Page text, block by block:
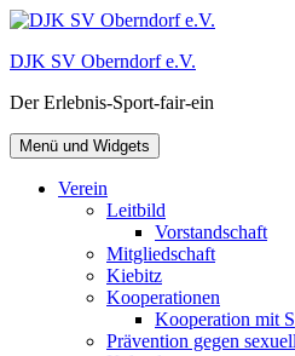
Zum
springen
DJK SV Oberndorf e.V.
Der Erlebnis-Sport-fair-ein
Menü und Widgets
Verein
Leitbild
Vorstandschaft
Mitgliedschaft
Kiebitz
Kooperationen
Kooperation mit
Prävention gegen